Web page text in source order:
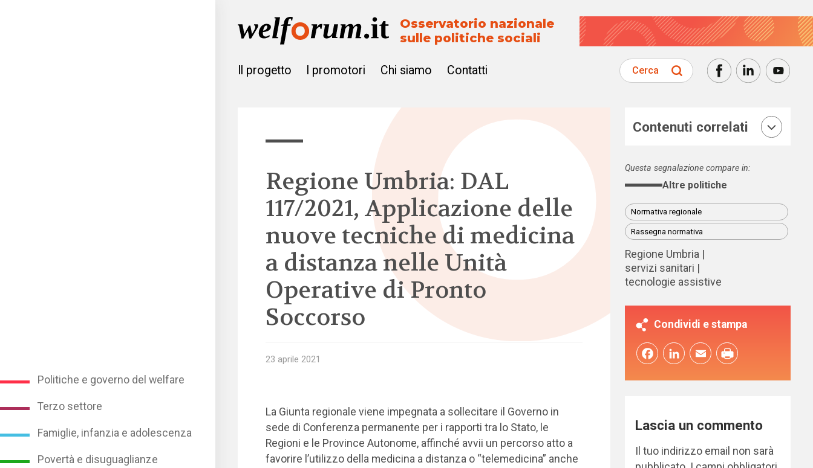
Politiche e governo del welfare
Terzo settore
Famiglie, infanzia e adolescenza
Povertà e disuguaglianze
Osservatorio nazionale
sulle politiche sociali
Il progetto I promotori Chi siamo Contatti Cerca
Regione Umbria: DAL
117/2021, Applicazione delle
nuove tecniche di medicina
a distanza nelle Unità
Operative di Pronto
Soccorso
23 aprile 2021
La Giunta regionale viene impegnata a sollecitare il Governo in
sede di Conferenza permanente per i rapporti tra lo Stato, le
Regioni e le Province Autonome, affinché avvii un percorso atto a
favorire l’utilizzo della medicina a distanza o “telemedicina” anche
Contenuti correlati
Questa segnalazione compare in:
Altre politiche
Normativa regionale
Rassegna normativa
Regione Umbria
servizi sanitari
tecnologie assistive
Condividi e stampa
FacebookLinkedInEmail
Lascia un commento
Il tuo indirizzo email non sarà